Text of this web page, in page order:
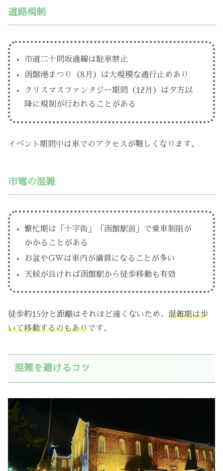
道路規制
市道二十間坂通線は駐車禁止
函館港まつり（8月）は大規模な通行止めあり
クリスマスファンタジー期間（12月）は夕方以
降に規制が行われることがある
イベント期間中は車でのアクセスが難しくなります。
市電の混雑
繁忙期は「十字街」「函館駅前」で乗車制限が
かかることがある
お盆やGWは車内が満員になることが多い
天候が良ければ函館駅から徒歩移動も有効
徒歩約15分と距離はそれほど遠くないため、 混雑期は歩
いて移動するのもありです。
混雑を避けるコツ